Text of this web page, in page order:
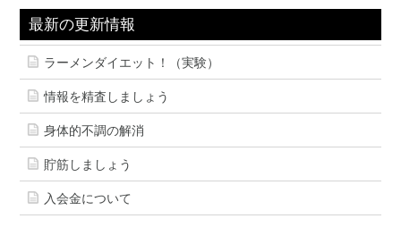
最新の更新情報
ラーメンダイエット！（実験）
情報を精査しましょう
身体的不調の解消
貯筋しましょう
入会金について